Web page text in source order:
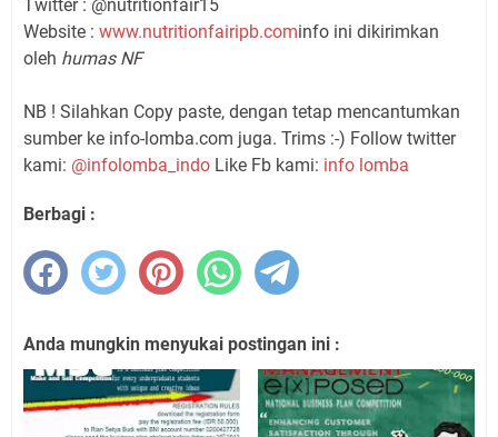
Twitter : @nutritionfair15
Website : www.nutritionfairipb.cominfo ini dikirimkan
oleh humas NF
NB ! Silahkan Copy paste, dengan tetap mencantumkan
sumber ke info-lomba.com juga. Trims :-) Follow twitter
kami: @infolomba_indo Like Fb kami: info lomba
Berbagi :
Anda mungkin menyukai postingan ini :